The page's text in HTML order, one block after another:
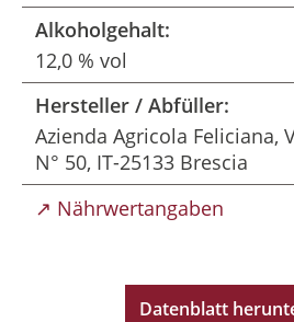
Alkoholgehalt:
12,0 % vol
Hersteller / Abfüller:
Azienda Agricola Feliciana,
N° 50, IT-25133 Brescia
↗ Nährwertangaben
Datenblatt